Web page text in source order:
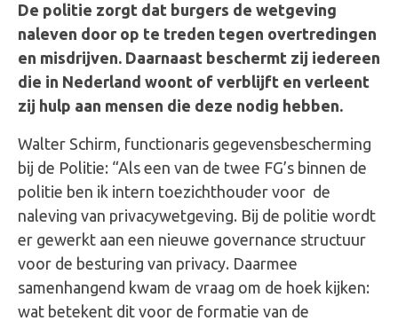
De politie zorgt dat burgers de wetgeving
naleven door op te treden tegen overtredingen
en misdrijven. Daarnaast beschermt zij iedereen
die in Nederland woont of verblijft en verleent
zij hulp aan mensen die deze nodig hebben.
Walter Schirm, functionaris gegevensbescherming
bij de Politie: “Als een van de twee FG’s binnen de
politie ben ik intern toezichthouder voor de
naleving van privacywetgeving. Bij de politie wordt
er gewerkt aan een nieuwe governance structuur
voor de besturing van privacy. Daarmee
samenhangend kwam de vraag om de hoek kijken:
wat betekent dit voor de formatie van de